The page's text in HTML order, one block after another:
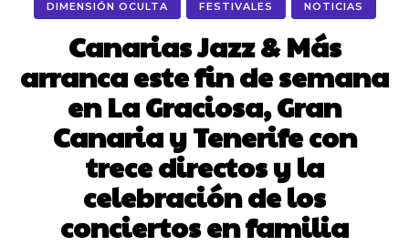
DIMENSIÓN OCULTA FESTIVALES NOTICIAS
Canarias Jazz & Más
arranca este fin de semana
en La Graciosa, Gran
Canaria y Tenerife con
trece directos y la
celebración de los
conciertos en familia